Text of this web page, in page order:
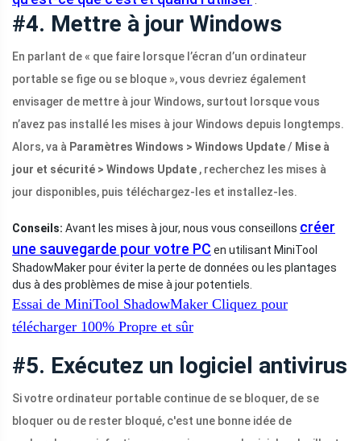
#4. Mettre à jour Windows
En parlant de « que faire lorsque l’écran d’un ordinateur
portable se fige ou se bloque », vous devriez également
envisager de mettre à jour Windows, surtout lorsque vous
n’avez pas installé les mises à jour Windows depuis longtemps.
Alors, va à Paramètres Windows > Windows Update/ Mise à
jour et sécurité > Windows Update , recherchez les mises à
jour disponibles, puis téléchargez-les et installez-les.
Conseils: Avant les mises à jour, nous vous conseillons créer
une sauvegarde pour votre PC en utilisant MiniTool
ShadowMaker pour éviter la perte de données ou les plantages
dus à des problèmes de mise à jour potentiels.
Essai de MiniTool ShadowMaker Cliquez pour
télécharger 100% Propre et sûr
#5. Exécutez un logiciel antivirus
Si votre ordinateur portable continue de se bloquer, de se
bloquer ou de rester bloqué, c'est une bonne idée de